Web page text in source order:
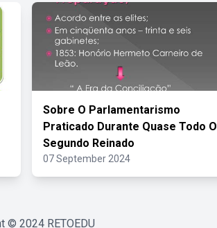
Sobre O Parlamentarismo
Praticado Durante Quase Todo O
Segundo Reinado
07 September 2024
© 2024 RETOEDU